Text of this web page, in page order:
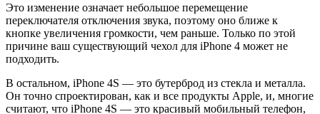
Это изменение означает небольшое перемещение
переключателя отключения звука, поэтому оно ближе к
кнопке увеличения громкости, чем раньше. Только по этой
причине ваш существующий чехол для iPhone 4 может не
подходить.
В остальном, iPhone 4S — это бутерброд из стекла и металла.
Он точно спроектирован, как и все продукты Apple, и, многие
считают, что iPhone 4S — это красивый мобильный телефон,